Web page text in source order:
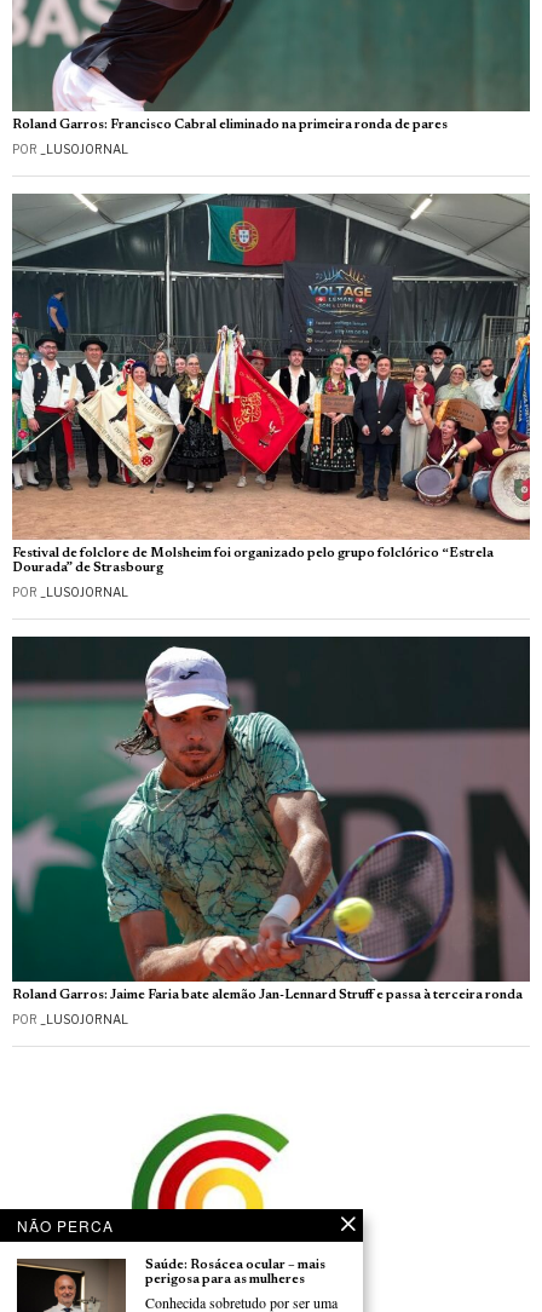
Roland Garros: Francisco Cabral eliminado na primeira ronda de pares
POR _LUSOJORNAL
Festival de folclore de Molsheim foi organizado pelo grupo folclórico “Estrela
Dourada” de Strasbourg
POR _LUSOJORNAL
Roland Garros: Jaime Faria bate alemão Jan-Lennard Struff e passa à terceira ronda
POR _LUSOJORNAL
NÃO PERCA
Saúde: Rosácea ocular – mais
perigosa para as mulheres
Conhecida sobretudo por ser uma